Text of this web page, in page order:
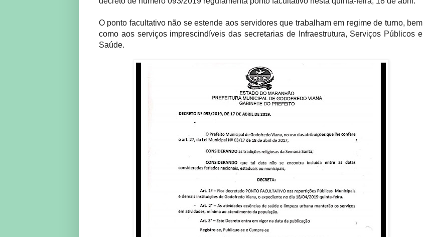
O ponto facultativo não se estende aos servidores que trabalham em regime de turno, bem
como aos serviços imprescindíveis das secretarias de Infraestrutura, Serviços Públicos e
Saúde.